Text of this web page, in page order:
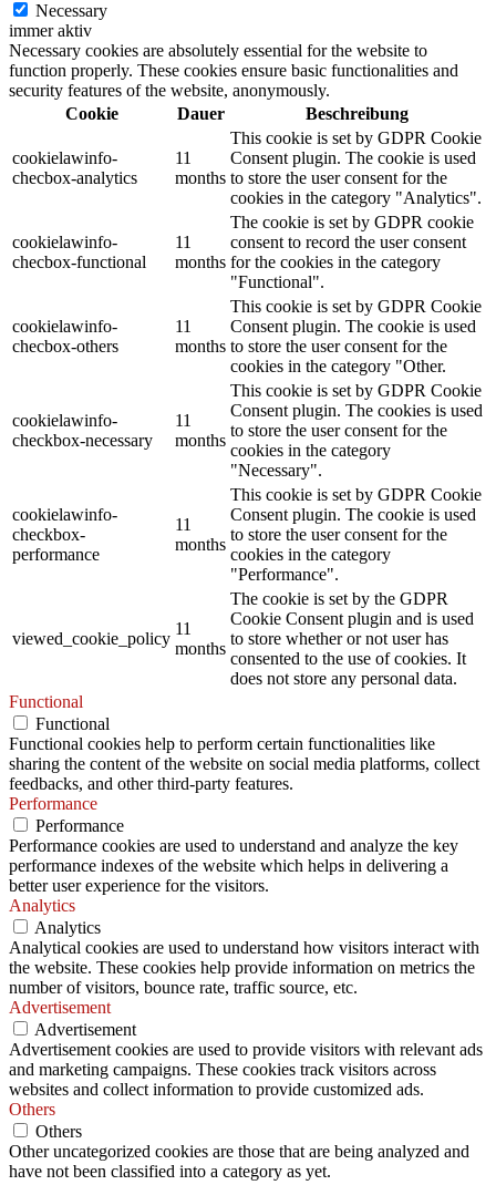
Necessary
immer aktiv
Necessary cookies are absolutely essential for the website to
function properly. These cookies ensure basic functionalities and
security features of the website, anonymously.
Cookie
Dauer Beschreibung
cookielawinfo-
checbox-analytics
11
months
This cookie is set by GDPR Cookie
Consent plugin. The cookie is used
to store the user consent for the
cookies in the category "Analytics".
cookielawinfo-
checbox-functional
11
months
The cookie is set by GDPR cookie
consent to record the user consent
for the cookies in the category
"Functional".
cookielawinfo-
checbox-others
11
months
This cookie is set by GDPR Cookie
Consent plugin. The cookie is used
to store the user consent for the
cookies in the category "Other.
cookielawinfo-
checkbox-necessary
11
months
This cookie is set by GDPR Cookie
Consent plugin. The cookies is used
to store the user consent for the
cookies in the category
"Necessary".
cookielawinfo-
checkbox-
performance
11
months
This cookie is set by GDPR Cookie
Consent plugin. The cookie is used
to store the user consent for the
cookies in the category
"Performance".
viewed_cookie_policy
11
months
The cookie is set by the GDPR
Cookie Consent plugin and is used
to store whether or not user has
consented to the use of cookies. It
does not store any personal data.
Functional
Functional
Functional cookies help to perform certain functionalities like
sharing the content of the website on social media platforms, collect
feedbacks, and other third-party features.
Performance
Performance
Performance cookies are used to understand and analyze the key
performance indexes of the website which helps in delivering a
better user experience for the visitors.
Analytics
Analytics
Analytical cookies are used to understand how visitors interact with
the website. These cookies help provide information on metrics the
number of visitors, bounce rate, traffic source, etc.
Advertisement
Advertisement
Advertisement cookies are used to provide visitors with relevant ads
and marketing campaigns. These cookies track visitors across
websites and collect information to provide customized ads.
Others
Others
Other uncategorized cookies are those that are being analyzed and
have not been classified into a category as yet.